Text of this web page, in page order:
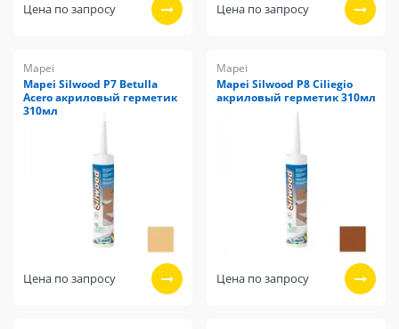
Цена по запросу Цена по запросу
Mapei
Mapei Silwood P7 Betulla
Acero акриловый герметик
310мл
Цена по запросу
Mapei
Mapei Silwood P8 Ciliegio
акриловый герметик 310мл
Цена по запросу